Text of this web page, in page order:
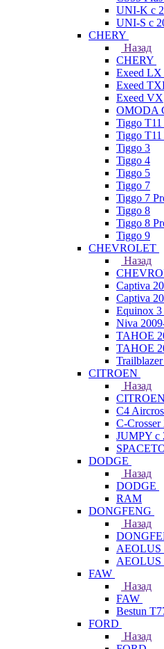
UNI-K с
UNI-S с
CHERY
Назад
CHERY
Exeed LX
Exeed
Exeed VX
OMODA
Tiggo
Tiggo
Tiggo 3
Tiggo 4
Tiggo 5
Tiggo 7
Tiggo 7
Tiggo 8
Tiggo 8
Tiggo 9
CHEVROLET
Назад
Captiva
Captiva
Equinox 3
Niva
TAHOE
TAHOE
CITROEN
Назад
CITROEN
C4
C-Crosser
JUMPY с
DODGE
Назад
DODGE
RAM
DONGFENG
Назад
AEOLUS
AEOLUS
FAW
Назад
FAW
Bestun
FORD
Назад